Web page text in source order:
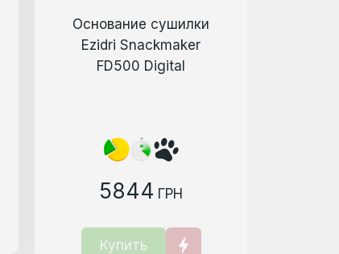
Основание сушилки
Ezidri Snackmaker
FD500 Digital
5844 ГРН
Купить